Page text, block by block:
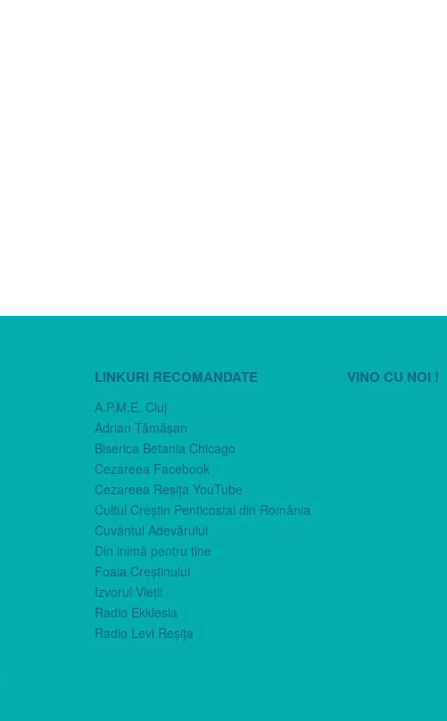
LINKURI RECOMANDATE
A.P.M.E. Cluj
Adrian Tămăşan
Biserica Betania Chicago
Cezareea Facebook
Cezareea Reşiţa YouTube
Cultul Creştin Penticostal din România
Cuvântul Adevărului
Din inimă pentru tine
Foaia Creştinului
Izvorul Vieţii
Radio Ekklesia
Radio Levi Reşiţa
VINO CU NOI !